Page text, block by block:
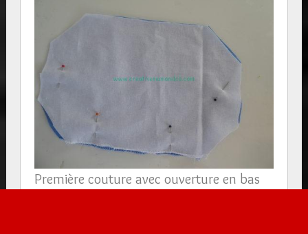
Première couture avec ouverture en bas